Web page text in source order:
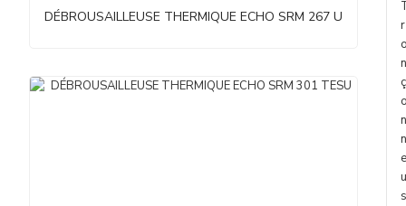
DÉBROUSAILLEUSE THERMIQUE ECHO SRM 267 U
r
n
ç
n
n
e
u
s